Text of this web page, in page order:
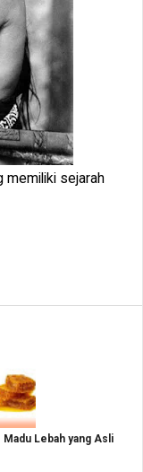
memiliki sejarah
Madu Lebah yang Asli